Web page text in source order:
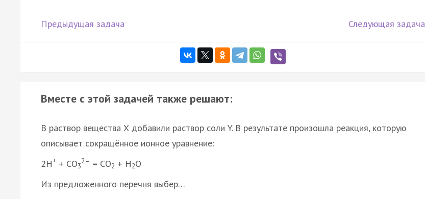
Предыдущая задача Следующая задача
Вместе с этой задачей также решают:
В раствор вещества Х добавили раствор соли Y. В результате произошла реакция, которую
описывает сокращённое ионное уравнение:
2H+ + CO3
2– = CO2 + H2O
Из предложенного перечня выбер…